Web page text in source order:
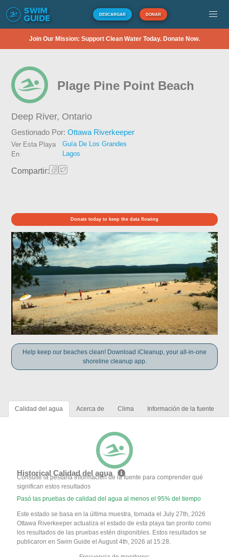
DESCARGAR DONAR
Join Our Mission: Support Clean Water Today. Donate Now.
Plage Pine Point Beach
Deep River, Ontario
Gestionado Por:Ottawa Riverkeeper
Ver Esta Playa
En
Guía De Los Grandes
Lagos
Compartir:
Donate today to keep the data flowing
Help keep our beaches clean! Download iCleanup, your all-in-one
shoreline cleanup app.
Calidad del agua Acerca de Clima Información de la fuente
Historical Calidad del agua
Consulte la pestaña Información de la fuente para comprender qué
significan estos resultados
Pasó las pruebas de calidad del agua al menos el 95% del tiempo
Este estado se basa en la última muestra, tomada el July 27th, 2026
Ottawa Riverkeeper actualiza el estado de esta playa tan pronto como
los resultados de las pruebas estén disponibles. Estos resultados se
publicaron en Swim Guide el August 4th, 2026 at 15:28.